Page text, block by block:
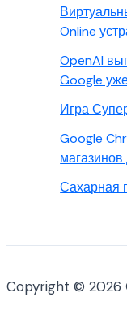
Online
OpenAI
Google
Игра
Google
Сахарная
Copyright © 2026